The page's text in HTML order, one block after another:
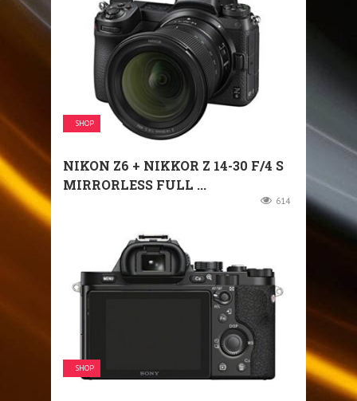
SHOP
NIKON Z6 + NIKKOR Z 14-30 F/4 S
MIRRORLESS FULL ...
614
SHOP